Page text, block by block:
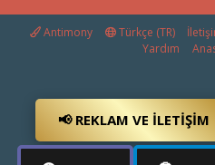
Antimony Türkçe (TR)
Yardım
📢 REKLAM VE İLETIŞIM